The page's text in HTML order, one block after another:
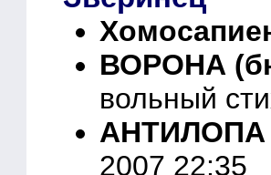
ВОРОНА
вольный
АНТИЛОПА
2007 22:35